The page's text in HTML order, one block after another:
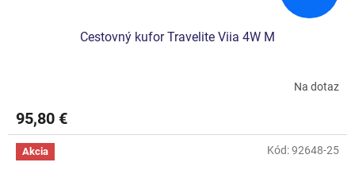
Cestovný kufor Travelite Viia 4W M
Na dotaz
95,80 €
Akcia Kód:92648-25